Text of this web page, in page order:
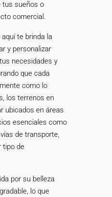
tus sueños o
comercial.
te brinda la
y personalizar
necesidades y
que cada
como lo
los terrenos en
ubicados en áreas
esenciales como
de transporte,
tipo de
por su belleza
lo que